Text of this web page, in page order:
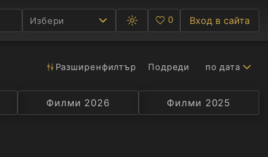
Избери
Превключване
между
светла
Любими
0 Вход в сайта
Разширенфилтър Подреди по дата
Селекция Превод Актьор
Филми 2026 Филми 2025